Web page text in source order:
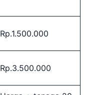
Rp.1.500.000
Rp.3.500.000